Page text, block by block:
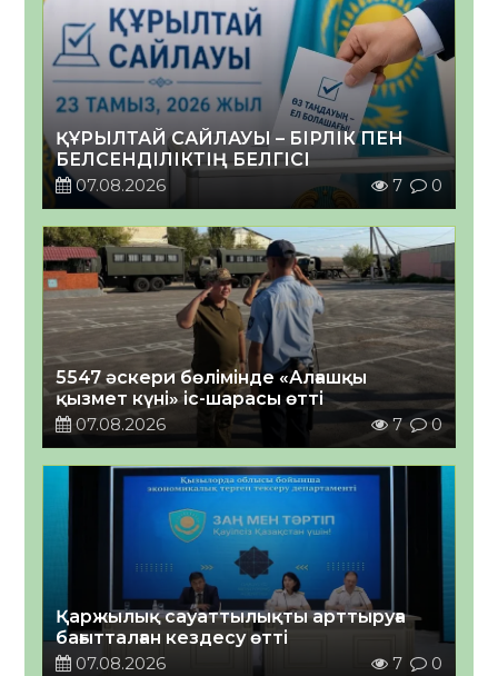
ҚҰРЫЛТАЙ САЙЛАУЫ – БІРЛІК ПЕН
БЕЛСЕНДІЛІКТІҢ БЕЛГІСІ
07.08.2026
7 0
5547 әскери бөлімінде «Алғашқы
қызмет күні» іс-шарасы өтті
07.08.2026
7 0
Қаржылық сауаттылықты арттыруға
бағытталған кездесу өтті
07.08.2026
7 0